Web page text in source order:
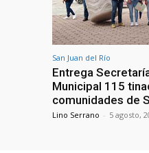
San Juan del Río
Entrega
Municipal 115
comunidades de
Lino Serrano - 5 agosto,